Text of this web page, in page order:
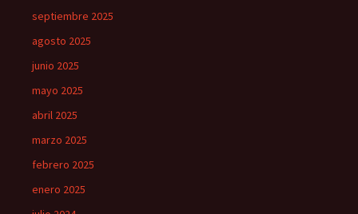
septiembre 2025
agosto 2025
junio 2025
mayo 2025
abril 2025
marzo 2025
febrero 2025
enero 2025